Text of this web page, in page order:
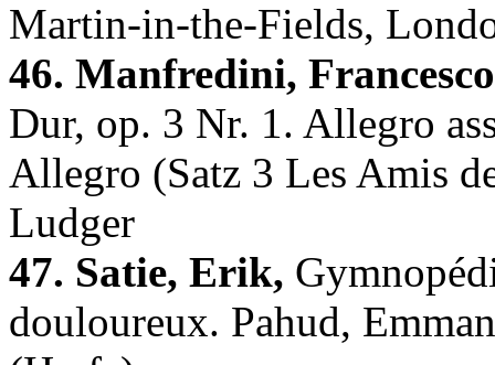
Martin-in-the-Fields,
46. Manfredini,
Dur, op. 3 Nr. 1. Allegro
Allegro (Satz 3 Les Amis
Ludger
47. Satie, Erik,
douloureux. Pahud,